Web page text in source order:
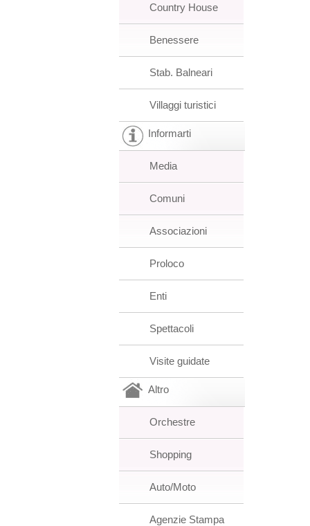
Country House
Benessere
Stab. Balneari
Villaggi turistici
Informarti
Media
Comuni
Associazioni
Proloco
Enti
Spettacoli
Visite guidate
Altro
Orchestre
Shopping
Auto/Moto
Agenzie Stampa